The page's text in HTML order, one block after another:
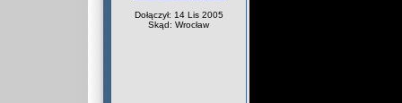
Dołączył: 14 Lis 2005
Skąd: Wrocław